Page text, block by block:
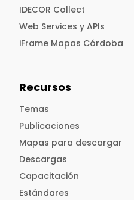
IDECOR Collect
Web Services y APIs
iFrame Mapas Córdoba
Recursos
Temas
Publicaciones
Mapas para descargar
Descargas
Capacitación
Estándares